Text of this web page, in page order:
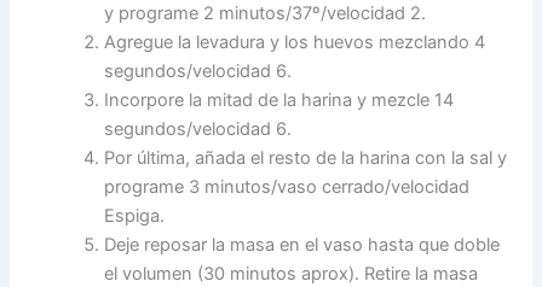
y programe 2 minutos/37º/velocidad 2.
Agregue la levadura y los huevos mezclando 4
segundos/velocidad 6.
Incorpore la mitad de la harina y mezcle 14
segundos/velocidad 6.
Por última, añada el resto de la harina con la sal y
programe 3 minutos/vaso cerrado/velocidad
Espiga.
Deje reposar la masa en el vaso hasta que doble
el volumen (30 minutos aprox). Retire la masa